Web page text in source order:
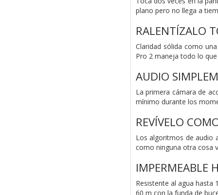
plano pero no llega a
RALENTÍZALO
Claridad sólida como
Pro 2 maneja todo lo que
AUDIO
La primera cámara de
mínimo durante los
REVÍVELO
Los algoritmos de audio
como ninguna otra cosa
IMPERMEABLE
Resistente al agua hasta
60 m con la funda de